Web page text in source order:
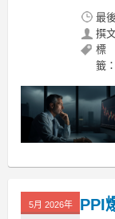
最
撰
標
籤：
5月 2026年
PPI